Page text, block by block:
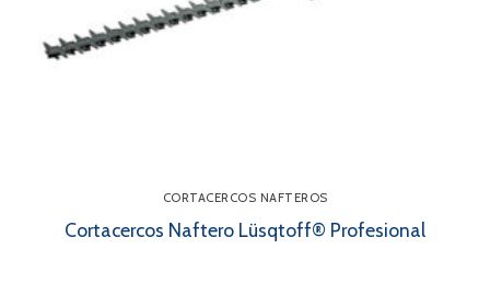
CORTACERCOS NAFTEROS
Cortacercos Naftero Lüsqtoff® Profesional